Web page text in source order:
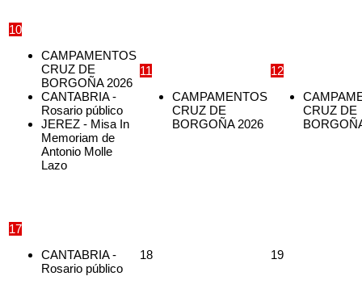
10
CAMPAMENTOS
CRUZ DE
BORGOÑA 2026
CANTABRIA -
Rosario público
JEREZ - Misa In
Memoriam de
Antonio Molle
Lazo
11
CAMPAMENTOS
CRUZ DE
BORGOÑA 2026
12
CRUZ DE
17
CANTABRIA -
Rosario público
18 19